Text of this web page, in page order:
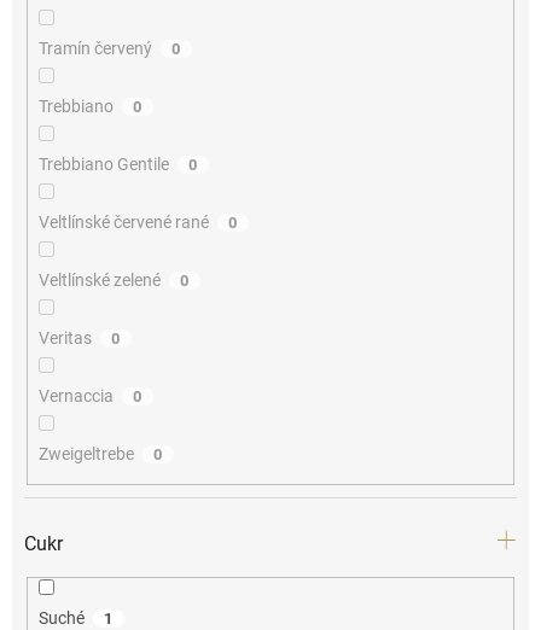
Tramín červený 0
Trebbiano 0
Trebbiano Gentile 0
Veltlínské červené rané 0
Veltlínské zelené 0
Veritas 0
Vernaccia 0
Zweigeltrebe 0
Cukr
Suché 1